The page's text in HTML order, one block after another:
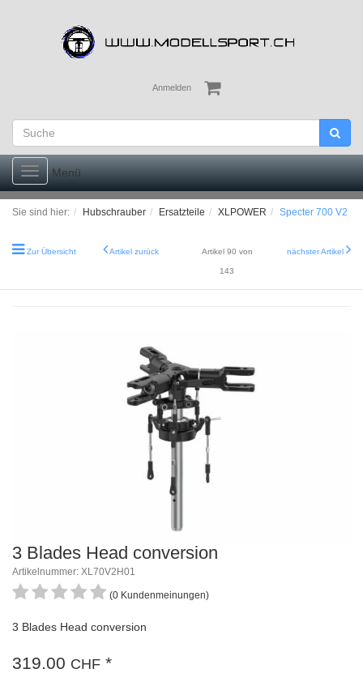
Anmelden
Toggle
navigation
Menü
Sie sind hier: Hubschrauber Ersatzteile XLPOWER Specter 700 V2
Zur Übersicht Artikel zurück Artikel 90 von
143
nächster Artikel
3 Blades Head conversion
Artikelnummer: XL70V2H01
(0 Kundenmeinungen)
3 Blades Head conversion
319.00 CHF *